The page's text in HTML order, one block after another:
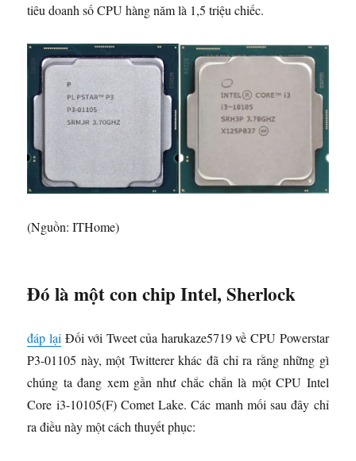
tiêu doanh số CPU hàng năm là 1,5 triệu chiếc.
(Nguồn: ITHome)
Đó là một con chip Intel, Sherlock
đáp lại Đối với Tweet của harukaze5719 về CPU Powerstar
P3-01105 này, một Twitterer khác đã chỉ ra rằng những gì
chúng ta đang xem gần như chắc chắn là một CPU Intel
Core i3-10105(F) Comet Lake. Các manh mối sau đây chỉ
ra điều này một cách thuyết phục: